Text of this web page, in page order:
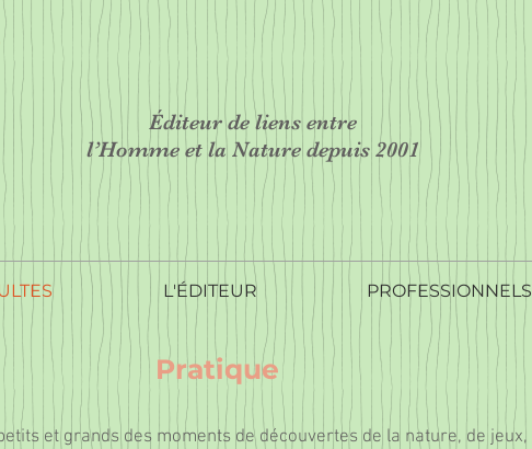
Éditeur de liens entre
l’Homme et la Nature depuis 2001
L'ÉDITEUR PROFESSIONNELS
et grands des moments de découvertes de la nature, de
Pratique